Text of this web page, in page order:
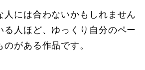
人には合わないかもしれません
る人ほど、ゆっくり自分のペー
がある作品です。